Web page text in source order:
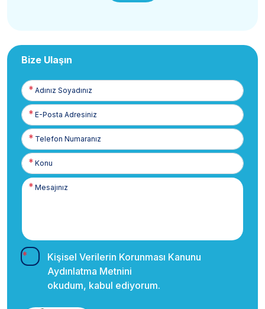
Bize Ulaşın
Adınız
Soyadınız
E-
Posta
Telefon
Numaranız
Kişisel Verilerin Korunması Kanunu
Aydınlatma Metnini
okudum, kabul ediyorum.